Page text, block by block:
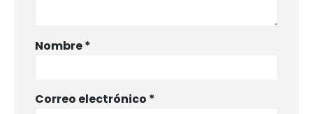
Nombre*
Correo electrónico *